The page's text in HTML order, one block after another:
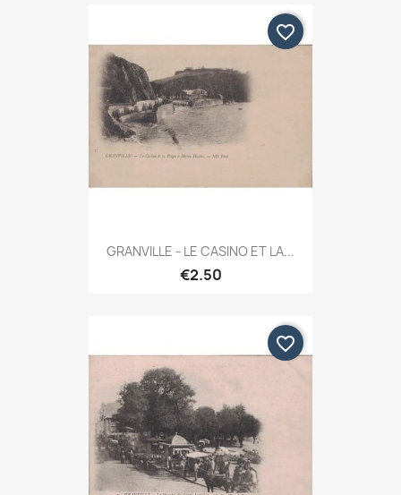
GRANVILLE - LE CASINO ET LA...
€2.50
favorite_border
favorite_border